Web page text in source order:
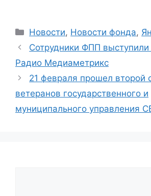
Categories
Новости, Новости фонда,
Сотрудники ФПП выступили
Радио Медиаметрикс
21 февраля прошел второй
ветеранов государственного и
муниципального управления